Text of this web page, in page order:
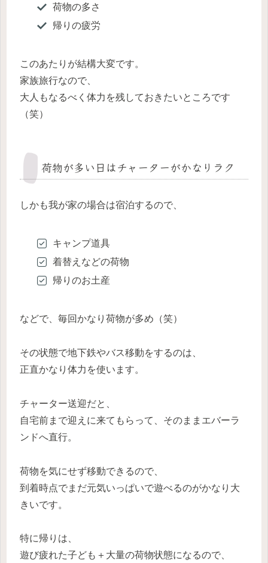
荷物の多さ
帰りの疲労
このあたりが結構大変です。
家族旅行なので、
大人もなるべく体力を残しておきたいところです
（笑）
荷物が多い日はチャーターがかなりラク
しかも我が家の場合は宿泊するので、
キャンプ道具
着替えなどの荷物
帰りのお土産
などで、毎回かなり荷物が多め（笑）
その状態で地下鉄やバス移動をするのは、
正直かなり体力を使います。
チャーター送迎だと、
自宅前まで迎えに来てもらって、そのままエバーラ
ンドへ直行。
荷物を気にせず移動できるので、
到着時点でまだ元気いっぱいで遊べるのがかなり大
きいです。
特に帰りは、
遊び疲れた子ども＋大量の荷物状態になるので、